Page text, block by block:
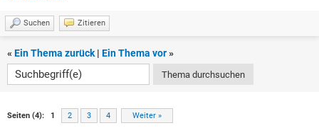
Suchen Zitieren
« Ein Thema zurück| Ein Thema vor»
Seiten (4): 1 2 3 4 Weiter »